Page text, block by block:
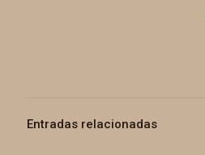
Entradas relacionadas